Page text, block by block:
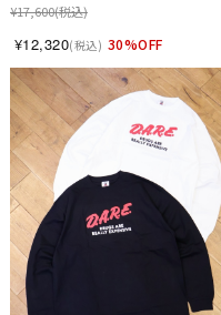
¥17,600(税込)
¥12,320(税込) 30%OFF